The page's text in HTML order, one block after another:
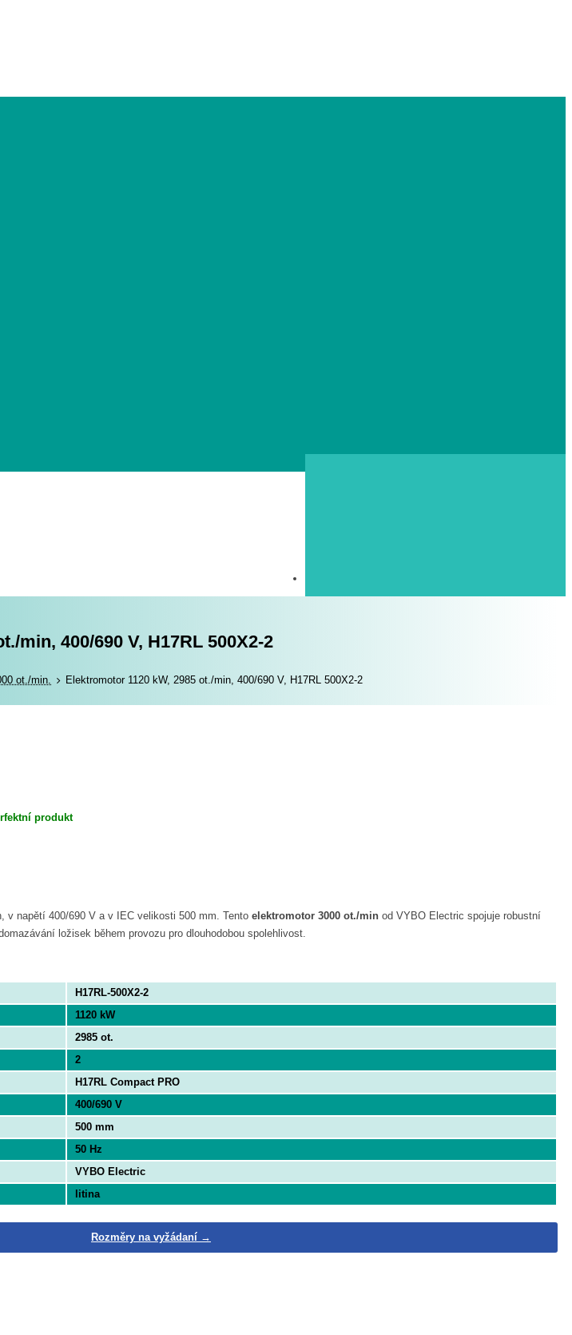
min, 400/690 V, H17RL 500X2-2
ot./min. Elektromotor 1120 kW, 2985 ot./min, 400/690 V, H17RL 500X2-2
produkt
v napětí 400/690 V a v IEC velikosti 500 mm. Tento elektromotor 3000 ot./min od VYBO Electric spojuje robustní
ložisek během provozu pro dlouhodobou spolehlivost.
H17RL-500X2-2
1120 kW
2985 ot.
2
H17RL Compact PRO
400/690 V
500 mm
50 Hz
VYBO Electric
litina
Rozměry na vyžádaní →